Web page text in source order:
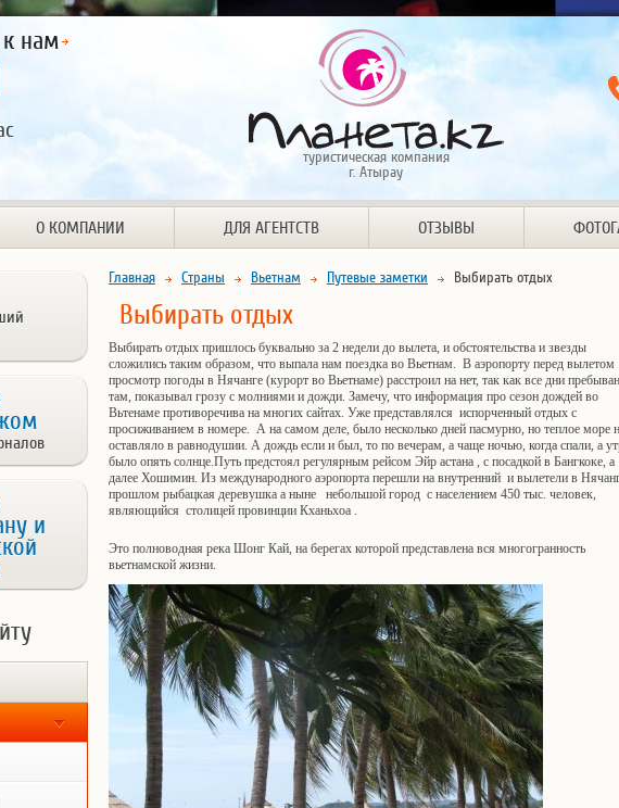
к нам
туристическая компания
г. Атырау
О КОМПАНИИ ДЛЯ АГЕНТСТВ ОТЗЫВЫ
и
Главная Страны Вьетнам Путевые заметки Выбирать отдых
Выбирать отдых
Выбирать отдых пришлось буквально за 2 недели до вылета, и обстоятельства и звезды
сложились таким образом, что выпала нам поездка во Вьетнам. В аэропорту перед вылетом
просмотр погоды в Нячанге (курорт во Вьетнаме) расстроил на нет, так как все дни
там, показывал грозу с молниями и дожди. Замечу, что информация про сезон дождей во
Вьтенаме противоречива на многих сайтах. Уже представлялся испорченный отдых с
просиживанием в номере. А на самом деле, было несколько дней пасмурно, но теплое море
оставляло в равнодушии. А дождь если и был, то по вечерам, а чаще ночью, когда спали, а
было опять солнце.Путь предстоял регулярным рейсом Эйр астана , с посадкой в Бангкоке, а
далее Хошимин. Из международного аэропорта перешли на внутренний и вылетели в
прошлом рыбацкая деревушка а ныне небольшой город с населением 450 тыс. человек,
являющийся столицей провинции Кханьхоа .
Это полноводная река Шонг Кай, на берегах которой представлена вся многогранность
вьетнамской жизни.